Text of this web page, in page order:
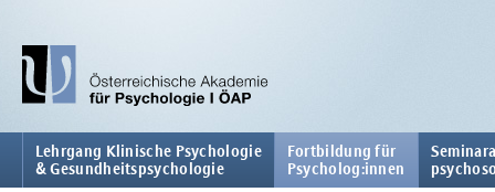
Lehrgang Klinische Psychologie
& Gesundheitspsychologie
Fortbildung für
Psycholog:innen